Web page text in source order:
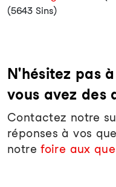
(5643 Sins)
N'hésitez pas
vous avez des
Contactez notre
réponses à vos
notrefoire aux